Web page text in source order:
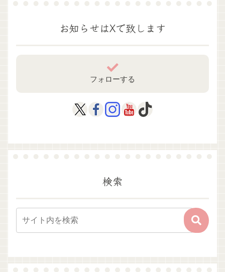
お知らせはXで致します
フォローする
検索